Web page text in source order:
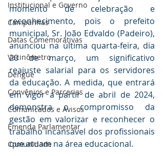
Institucional e Governo
Campanhas
Datas Comemorativas
Vacinômetro
Dengue
Convênios e Parcerias
Comunicados e Avisos
Emenda Parlamentar
Comunidade
momento de celebração e
reconhecimento, pois o prefeito
municipal, Sr. João Edvaldo (Padeiro),
anunciou na última quarta-feira, dia
20 de março, um significativo
reajuste salarial para os servidores
da educação. A medida, que entrará
em vigor a partir de abril de 2024,
demonstra o compromisso da
gestão em valorizar e reconhecer o
trabalho incansável dos profissionais
que atuam na área educacional.